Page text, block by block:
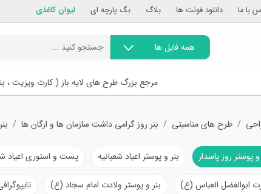
با ما دانلود فونت ها بلاگ بگ پارچه ای لیوان کاغذی
همه فایل ها
مرجع بزرگ طرح های لایه باز ( کارت ویزیت ،
طرح های مناسبتی بنر روز گرامی داشت سازمان ها و ارگان ها
و پوستر روز پاسدار بنر و پوستر اعیاد شعبانیه پست و استوری اعیاد
ابوالفضل العباس (ع) بنر و پوستر ولادت امام سجاد (ع)